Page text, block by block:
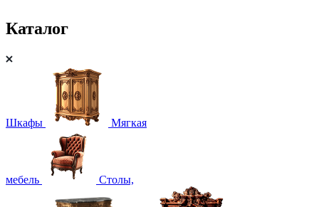
Каталог
Шкафы Мягкая
мебель Столы,